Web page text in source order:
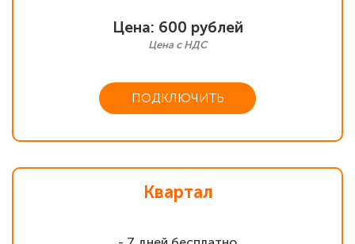
Цена: 600 рублей
Цена с НДС
ПОДКЛЮЧИТЬ
Квартал